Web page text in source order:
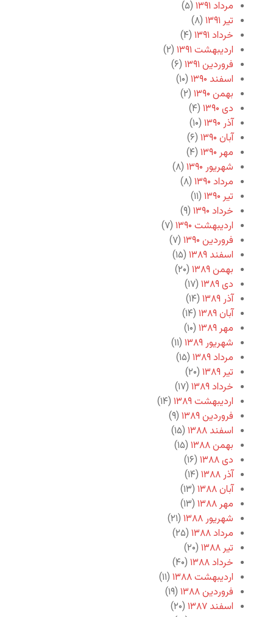
مرداد ۱۳۹۱
(۵)
تیر ۱۳۹۱
(۸)
خرداد ۱۳۹۱
(۴)
اردیبهشت ۱۳۹۱
(۲)
فروردین ۱۳۹۱
(۶)
اسفند ۱۳۹۰
(۱۰)
بهمن ۱۳۹۰
(۲)
دی ۱۳۹۰
(۴)
آذر ۱۳۹۰
(۱۰)
آبان ۱۳۹۰
(۶)
مهر ۱۳۹۰
(۴)
شهریور ۱۳۹۰
(۸)
مرداد ۱۳۹۰
(۸)
تیر ۱۳۹۰
(۱۱)
خرداد ۱۳۹۰
(۹)
اردیبهشت ۱۳۹۰
(۷)
فروردین ۱۳۹۰
(۷)
اسفند ۱۳۸۹
(۱۵)
بهمن ۱۳۸۹
(۲۰)
دی ۱۳۸۹
(۱۷)
آذر ۱۳۸۹
(۱۴)
آبان ۱۳۸۹
(۱۴)
مهر ۱۳۸۹
(۱۰)
شهریور ۱۳۸۹
(۱۱)
مرداد ۱۳۸۹
(۱۵)
تیر ۱۳۸۹
(۲۰)
خرداد ۱۳۸۹
(۱۷)
اردیبهشت ۱۳۸۹
(۱۴)
فروردین ۱۳۸۹
(۹)
اسفند ۱۳۸۸
(۱۵)
بهمن ۱۳۸۸
(۱۵)
دی ۱۳۸۸
(۱۶)
آذر ۱۳۸۸
(۱۴)
آبان ۱۳۸۸
(۱۳)
مهر ۱۳۸۸
(۱۳)
شهریور ۱۳۸۸
(۲۱)
مرداد ۱۳۸۸
(۲۵)
تیر ۱۳۸۸
(۲۰)
خرداد ۱۳۸۸
(۴۰)
اردیبهشت ۱۳۸۸
(۱۱)
فروردین ۱۳۸۸
(۱۹)
اسفند ۱۳۸۷
(۲۰)